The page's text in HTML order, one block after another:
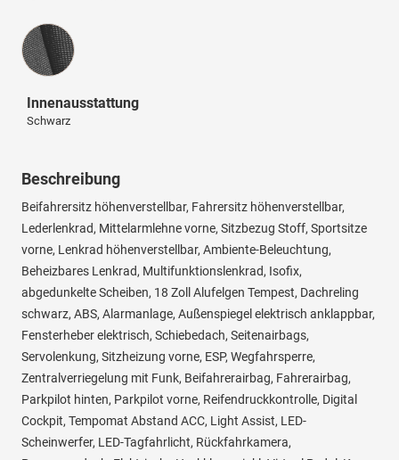
Innenausstattung
Innenausstattung
Schwarz
Beschreibung
Beifahrersitz höhenverstellbar, Fahrersitz höhenverstellbar,
Lederlenkrad, Mittelarmlehne vorne, Sitzbezug Stoff, Sportsitze
vorne, Lenkrad höhenverstellbar, Ambiente-Beleuchtung,
Beheizbares Lenkrad, Multifunktionslenkrad, Isofix,
abgedunkelte Scheiben, 18 Zoll Alufelgen Tempest, Dachreling
schwarz, ABS, Alarmanlage, Außenspiegel elektrisch anklappbar,
Fensterheber elektrisch, Schiebedach, Seitenairbags,
Servolenkung, Sitzheizung vorne, ESP, Wegfahrsperre,
Zentralverriegelung mit Funk, Beifahrerairbag, Fahrerairbag,
Parkpilot hinten, Parkpilot vorne, Reifendruckkontrolle, Digital
Cockpit, Tempomat Abstand ACC, Light Assist, LED-
Scheinwerfer, LED-Tagfahrlicht, Rückfahrkamera,